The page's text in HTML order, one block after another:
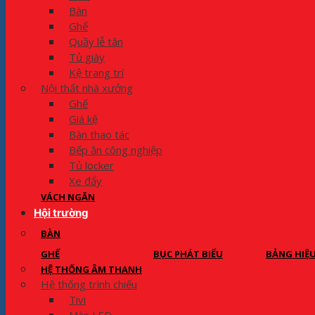
Bàn
Ghế
Quầy lễ tân
Tủ giày
Kệ trang trí
Nội thất nhà xưởng
Ghế
Giá kệ
Bàn thao tác
Bếp ăn công nghiệp
Tủ locker
Xe đẩy
VÁCH NGĂN
Hội trường
BÀN
GHẾ
BỤC PHÁT BIỂU
BẢNG
HỆ THỐNG ÂM THANH
Hệ thống trình chiếu
Tivi